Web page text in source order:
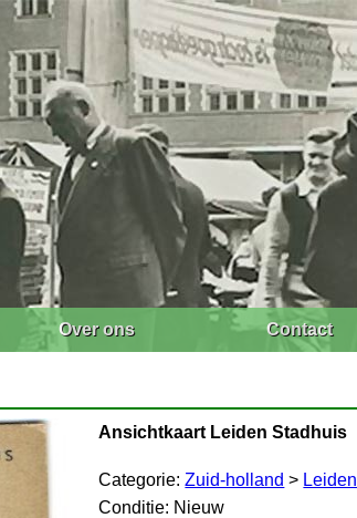
Over ons Contact
Ansichtkaart Leiden Stadhuis
Categorie:Zuid-holland > Leiden
Conditie: Nieuw